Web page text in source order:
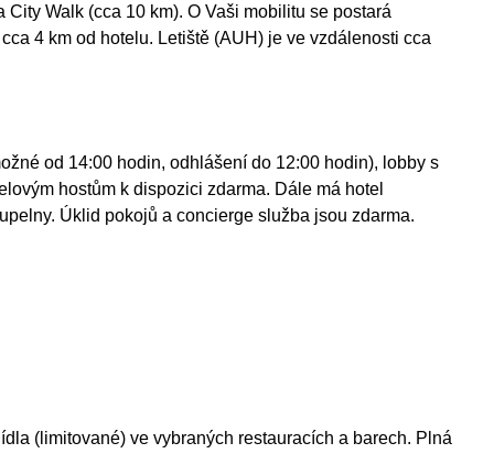
Walk (cca 10 km). O Vaši mobilitu se postará
4 km od hotelu. Letiště (AUH) je ve vzdálenosti cca
od 14:00 hodin, odhlášení do 12:00 hodin), lobby s
hostům k dispozici zdarma. Dále má hotel
Úklid pokojů a concierge služba jsou zdarma.
(limitované) ve vybraných restauracích a barech. Plná